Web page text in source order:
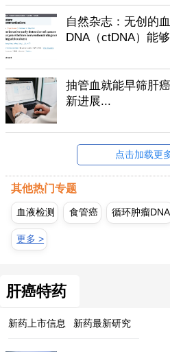
自然杂志：无创的
DNA（ctDNA）能
抽管血就能早筛肝
新进展...
点击加载更
其他热门专题
血液检测 食管癌 循环肿瘤DNA
更多 >
肝癌特药
新药上市信息 新药最新研究